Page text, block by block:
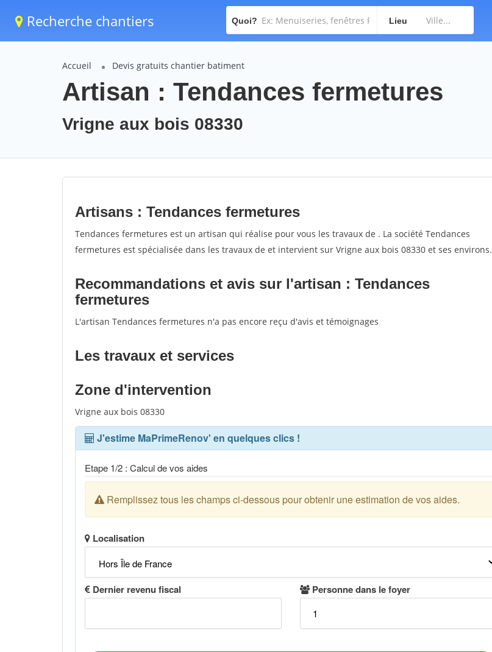
Recherche chantiers Quoi? Lieu
Accueil Devis gratuits chantier batiment
Artisan : Tendances fermetures
Vrigne aux bois 08330
Artisans : Tendances fermetures
Tendances fermetures est un artisan qui réalise pour vous les travaux de . La société Tendances
fermetures est spécialisée dans les travaux de et intervient sur Vrigne aux bois 08330 et ses environs.
Recommandations et avis sur l'artisan : Tendances
fermetures
L'artisan Tendances fermetures n'a pas encore reçu d'avis et témoignages
Les travaux et services
Zone d'intervention
Vrigne aux bois 08330